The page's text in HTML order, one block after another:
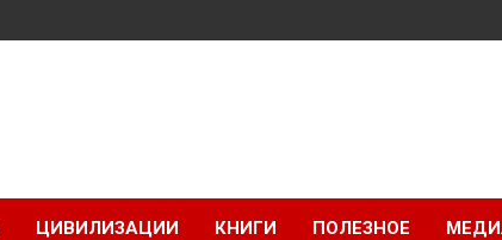
ЦИВИЛИЗАЦИИ КНИГИ ПОЛЕЗНОЕ